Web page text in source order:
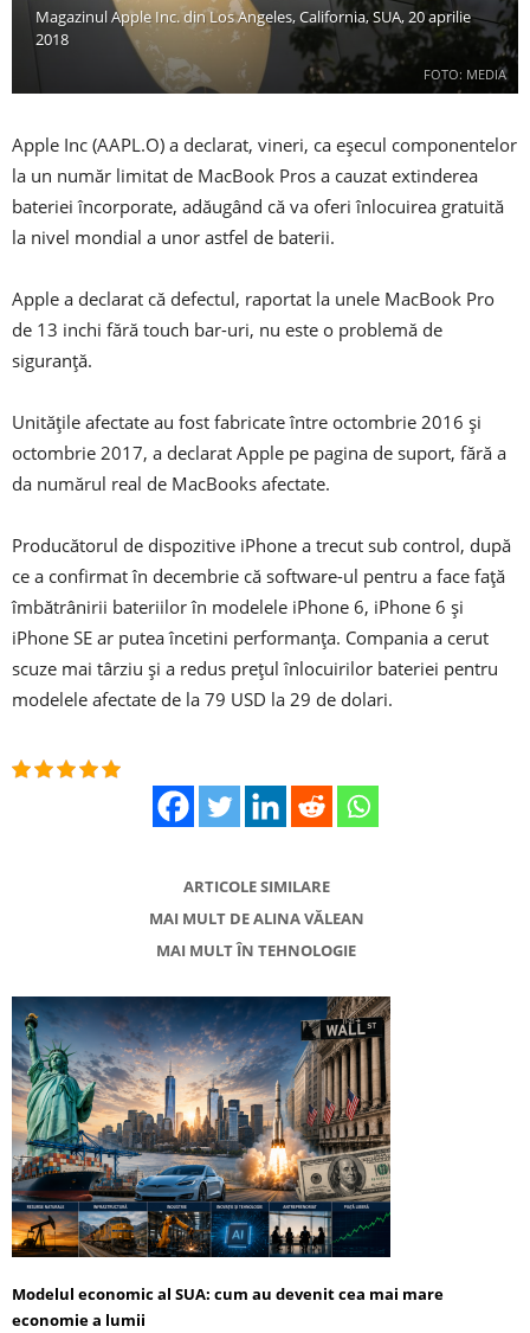
FOTO: MEDIA
Magazinul Apple Inc. din Los Angeles, California, SUA, 20 aprilie
2018
Apple Inc (AAPL.O) a declarat, vineri, ca eșecul componentelor
la un număr limitat de MacBook Pros a cauzat extinderea
bateriei încorporate, adăugând că va oferi înlocuirea gratuită
la nivel mondial a unor astfel de baterii.
Apple a declarat că defectul, raportat la unele MacBook Pro
de 13 inchi fără touch bar-uri, nu este o problemă de
siguranță.
Unitățile afectate au fost fabricate între octombrie 2016 și
octombrie 2017, a declarat Apple pe pagina de suport, fără a
da numărul real de MacBooks afectate.
Producătorul de dispozitive iPhone a trecut sub control, după
ce a confirmat în decembrie că software-ul pentru a face față
îmbătrânirii bateriilor în modelele iPhone 6, iPhone 6 și
iPhone SE ar putea încetini performanța. Compania a cerut
scuze mai târziu și a redus prețul înlocuirilor bateriei pentru
modelele afectate de la 79 USD la 29 de dolari.
ARTICOLE SIMILARE
MAI MULT DE ALINA VĂLEAN
MAI MULT ÎN TEHNOLOGIE
Modelul economic al SUA: cum au devenit cea mai mare
economie a lumii